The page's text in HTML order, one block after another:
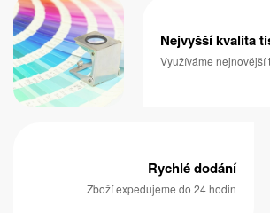
Nejvyšší kvalita
Využíváme nejnovější
Rychlé dodání
Zboží expedujeme do 24 hodin